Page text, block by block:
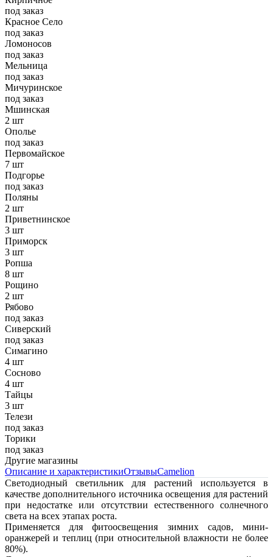
под заказ
Красное Село
под заказ
Ломоносов
под заказ
Мельница
под заказ
Мичуринское
под заказ
Мшинская
2 шт
Ополье
под заказ
Первомайское
7 шт
Подгорье
под заказ
Поляны
2 шт
Приветнинское
3 шт
Приморск
3 шт
Ропша
8 шт
Рощино
2 шт
Рябово
под заказ
Сиверский
под заказ
Симагино
4 шт
Сосново
4 шт
Тайцы
3 шт
Телези
под заказ
Торики
под заказ
Другие магазины
Описание и характеристикиОтзывыCamelion
Светодиодный светильник для растений используется в
качестве дополнительного источника освещения для растений
при недостатке или отсутствии естественного солнечного
света на всех этапах роста.
Применяется для фитоосвещения зимних садов, мини-
оранжерей и теплиц (при относительной влажности не более
80%).